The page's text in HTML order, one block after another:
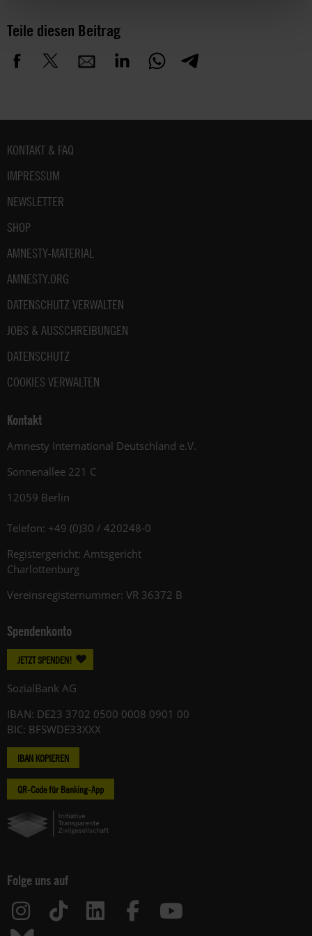
Teile diesen Beitrag
Fußbereich
KONTAKT & FAQ
IMPRESSUM
NEWSLETTER
SHOP
AMNESTY-MATERIAL
AMNESTY.ORG
DATENSCHUTZ VERWALTEN
JOBS & AUSSCHREIBUNGEN
DATENSCHUTZ
COOKIES VERWALTEN
Kontakt
Amnesty International Deutschland e.V.
Sonnenallee 221 C
12059 Berlin
Telefon: +49 (0)30 / 420248-0
Registergericht: Amtsgericht
Charlottenburg
Vereinsregisternummer: VR 36372 B
Spendenkonto
JETZT SPENDEN!
SozialBank AG
IBAN: DE23 3702 0500 0008 0901 00
BIC: BFSWDE33XXX
IBAN KOPIEREN
QR-Code für Banking-App
Folge uns auf